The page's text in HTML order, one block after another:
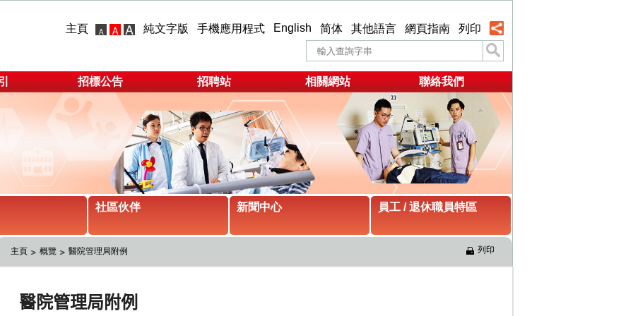
主頁 純文字版 手機應用程式 English 简体 其他語言 網頁指南 列印
招標公告 招聘站 相關網站 聯絡我們
社區伙伴 新聞中心 員工 / 退休職員特區
主頁 概覽 醫院管理局附例 列印